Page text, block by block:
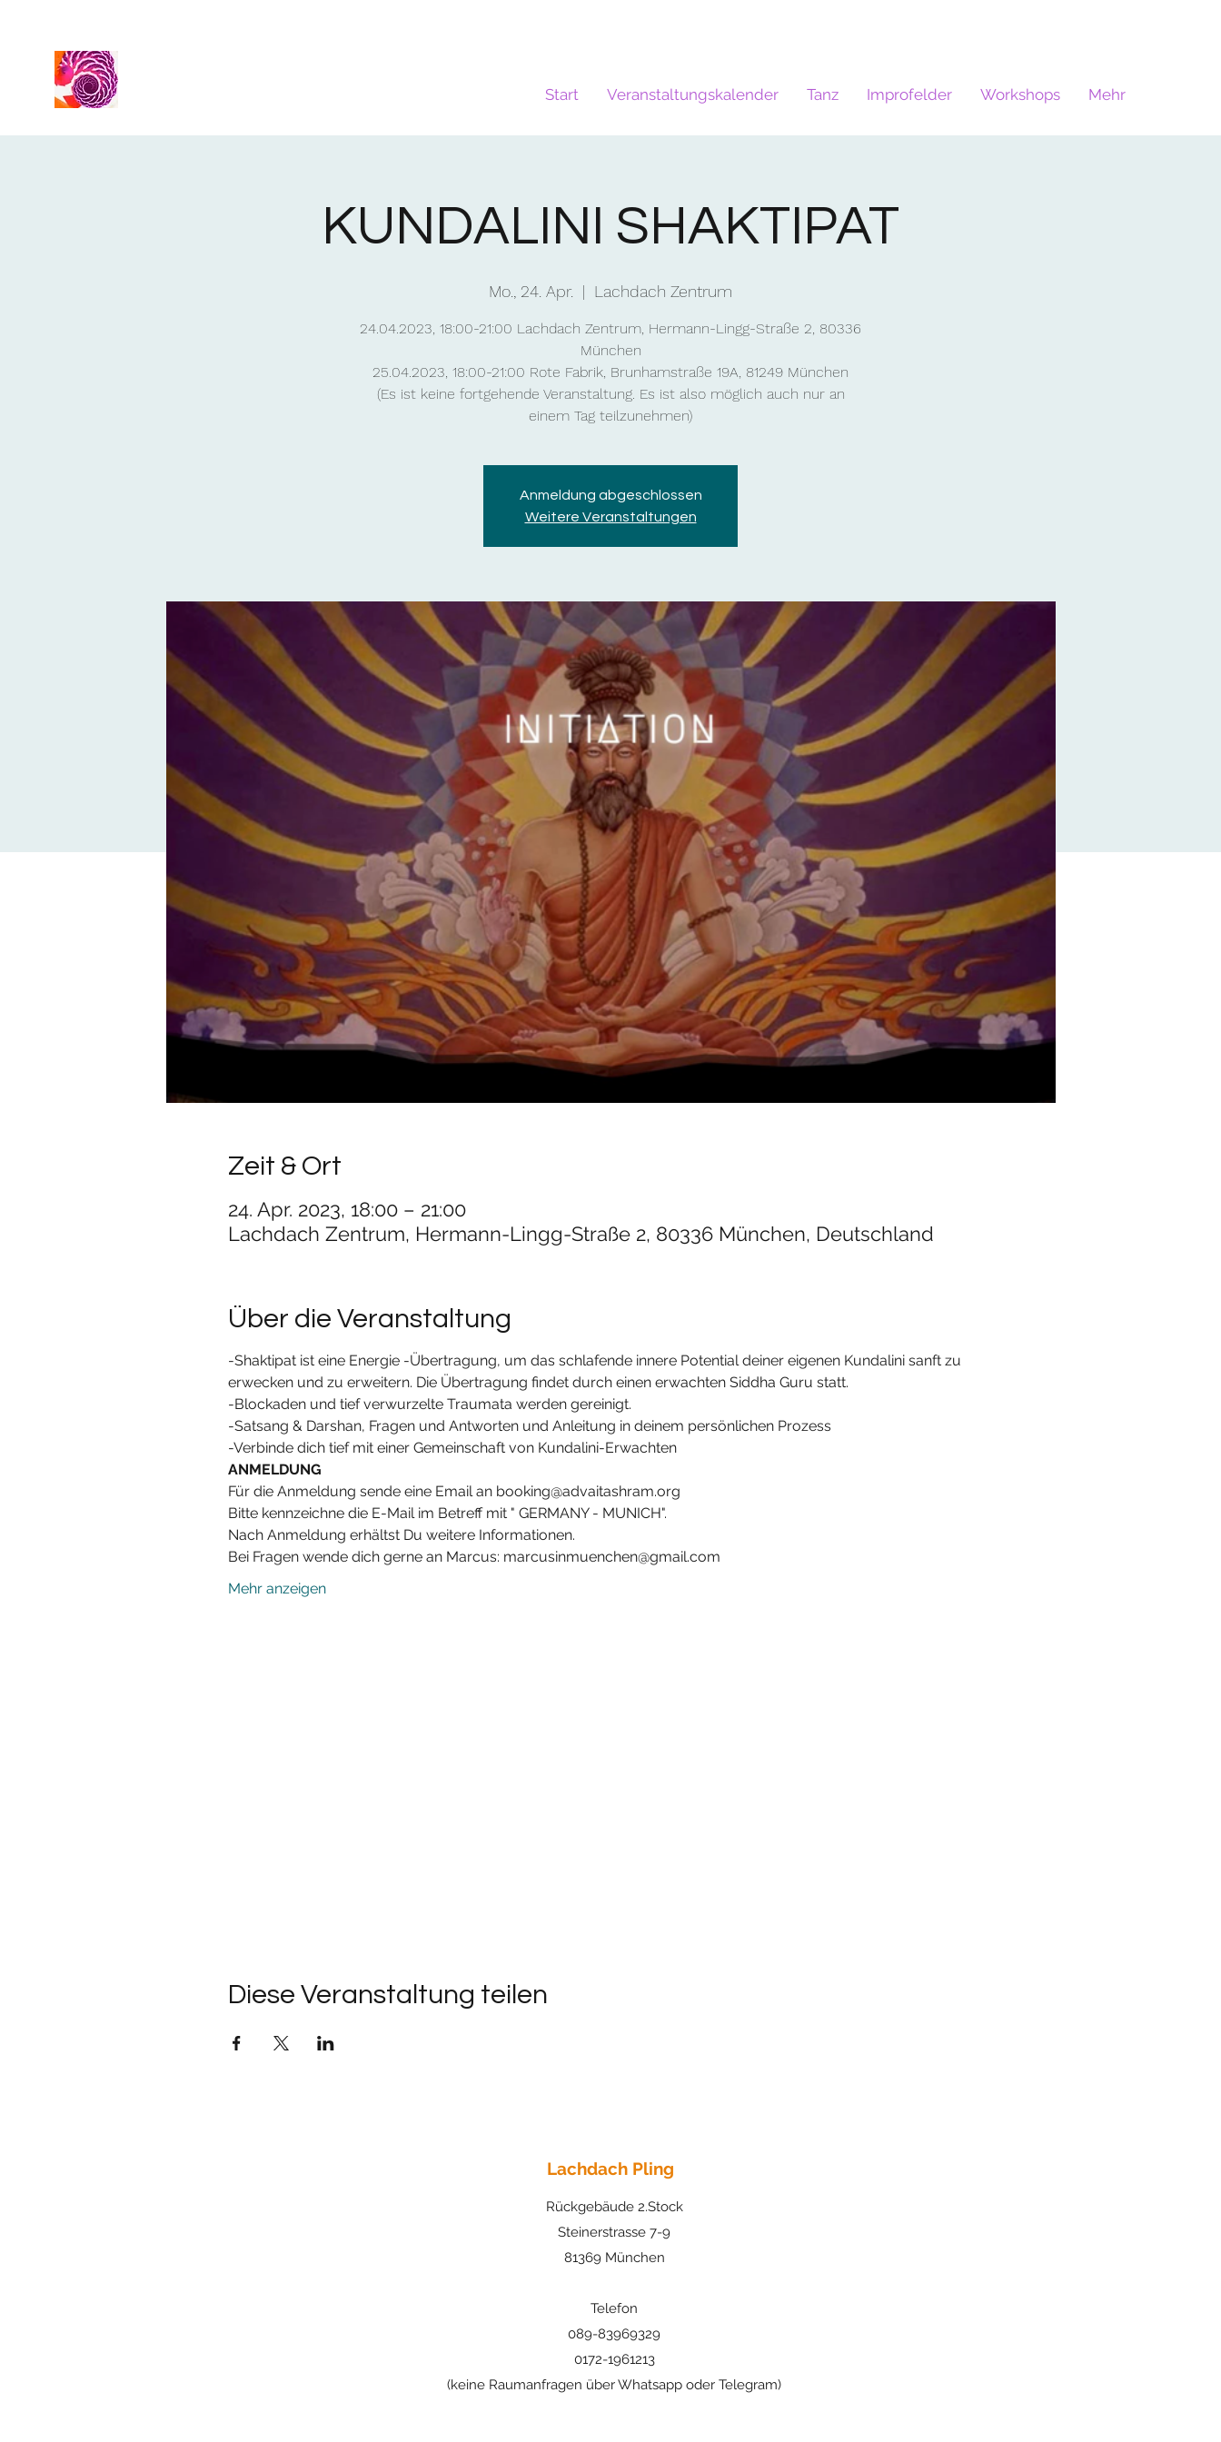
Start Veranstaltungskalender Tanz Improfelder Workshops Mehr
KUNDALINI SHAKTIPAT
Mo., 24. Apr.
  |
Lachdach Zentrum
24.04.2023, 18:00-21:00 Lachdach Zentrum, Hermann-Lingg-Straße 2, 80336
München
25.04.2023, 18:00-21:00 Rote Fabrik, Brunhamstraße 19A, 81249 München
(Es ist keine fortgehende Veranstaltung. Es ist also möglich auch nur an
einem Tag teilzunehmen)
Anmeldung abgeschlossen
Weitere Veranstaltungen
Zeit & Ort
24. Apr. 2023, 18:00 – 21:00
Lachdach Zentrum, Hermann-Lingg-Straße 2, 80336 München, Deutschland
Über die Veranstaltung
-Shaktipat ist eine Energie -Übertragung, um das schlafende innere Potential deiner eigenen Kundalini sanft zu
erwecken und zu erweitern. Die Übertragung findet durch einen erwachten Siddha Guru statt.
-Blockaden und tief verwurzelte Traumata werden gereinigt.
-Satsang & Darshan, Fragen und Antworten und Anleitung in deinem persönlichen Prozess
-Verbinde dich tief mit einer Gemeinschaft von Kundalini-Erwachten
ANMELDUNG
Für die Anmeldung sende eine Email an booking@advaitashram.org
Bitte kennzeichne die E-Mail im Betreff mit " GERMANY - MUNICH".
Nach Anmeldung erhältst Du weitere Informationen.
Bei Fragen wende dich gerne an Marcus: marcusinmuenchen@gmail.com
Mehr anzeigen
Diese Veranstaltung teilen
Lachdach Pling
Rückgebäude 2.Stock
Steinerstrasse 7-9
81369 München
Telefon
089-83969329
0172-1961213
(keine Raumanfragen über Whatsapp oder Telegram)